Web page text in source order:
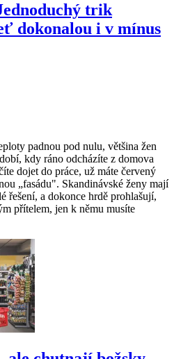
trik
dokonalou i v mínus
padnou pod nulu, většina žen
kdy ráno odcházíte z domova
dojet do práce, už máte červený
„fasádu". Skandinávské ženy mají
řešení, a dokonce hrdě prohlašují,
přítelem, jen k němu musíte